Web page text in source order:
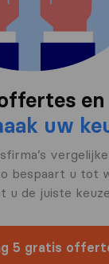
uw
bespaart u tot
u de juiste
5 gratis